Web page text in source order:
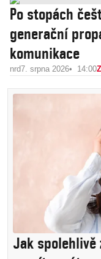
Po stopách
generační
komunikace
nrd7. srpna 2026 14:00
Jak spolehlivě